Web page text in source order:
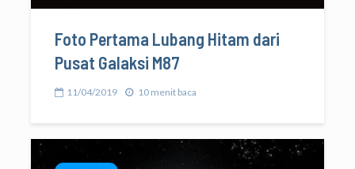
Foto Pertama Lubang Hitam dari
Pusat Galaksi M87
11/04/2019 10 menit baca